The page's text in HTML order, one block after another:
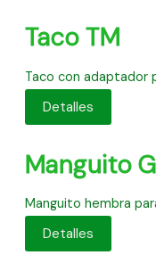
Taco TM
Taco con adaptador
Detalles
Manguito G
Manguito hembra
Detalles